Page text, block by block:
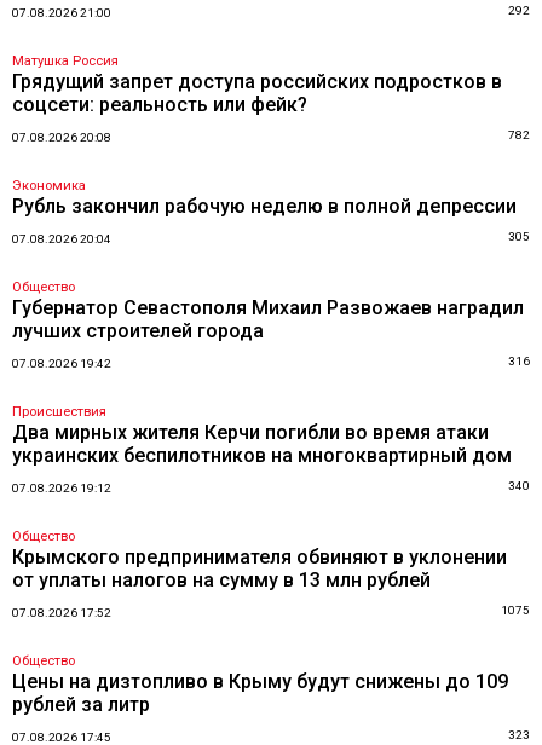
07.08.2026 21:00 292
Матушка Россия
Грядущий запрет доступа российских подростков в
соцсети: реальность или фейк?
07.08.2026 20:08 782
Экономика
Рубль закончил рабочую неделю в полной депрессии
07.08.2026 20:04 305
Общество
Губернатор Севастополя Михаил Развожаев наградил
лучших строителей города
07.08.2026 19:42 316
Происшествия
Два мирных жителя Керчи погибли во время атаки
украинских беспилотников на многоквартирный дом
07.08.2026 19:12 340
Общество
Крымского предпринимателя обвиняют в уклонении
от уплаты налогов на сумму в 13 млн рублей
07.08.2026 17:52 1075
Общество
Цены на дизтопливо в Крыму будут снижены до 109
рублей за литр
07.08.2026 17:45 323